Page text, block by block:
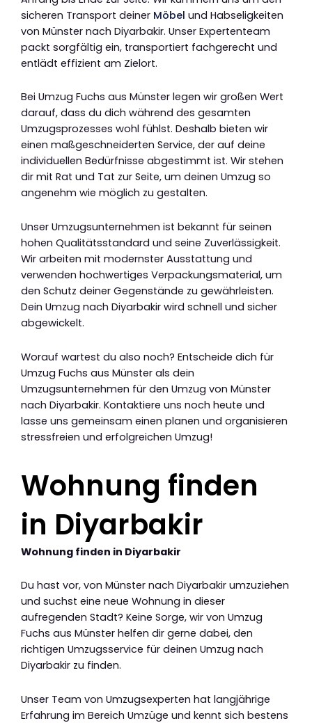
sicheren Transport deiner Möbel und Habseligkeiten
von Münster nach Diyarbakir. Unser Expertenteam
packt sorgfältig ein, transportiert fachgerecht und
entlädt effizient am Zielort.
Bei Umzug Fuchs aus Münster legen wir großen Wert
darauf, dass du dich während des gesamten
Umzugsprozesses wohl fühlst. Deshalb bieten wir
einen maßgeschneiderten Service, der auf deine
individuellen Bedürfnisse abgestimmt ist. Wir stehen
dir mit Rat und Tat zur Seite, um deinen Umzug so
angenehm wie möglich zu gestalten.
Unser Umzugsunternehmen ist bekannt für seinen
hohen Qualitätsstandard und seine Zuverlässigkeit.
Wir arbeiten mit modernster Ausstattung und
verwenden hochwertiges Verpackungsmaterial, um
den Schutz deiner Gegenstände zu gewährleisten.
Dein Umzug nach Diyarbakir wird schnell und sicher
abgewickelt.
Worauf wartest du also noch? Entscheide dich für
Umzug Fuchs aus Münster als dein
Umzugsunternehmen für den Umzug von Münster
nach Diyarbakir. Kontaktiere uns noch heute und
lasse uns gemeinsam einen planen und organisieren
stressfreien und erfolgreichen Umzug!
Wohnung finden
in Diyarbakir
Wohnung finden in Diyarbakir
Du hast vor, von Münster nach Diyarbakir umzuziehen
und suchst eine neue Wohnung in dieser
aufregenden Stadt? Keine Sorge, wir von Umzug
Fuchs aus Münster helfen dir gerne dabei, den
richtigen Umzugsservice für deinen Umzug nach
Diyarbakir zu finden.
Unser Team von Umzugsexperten hat langjährige
Erfahrung im Bereich Umzüge und kennt sich bestens